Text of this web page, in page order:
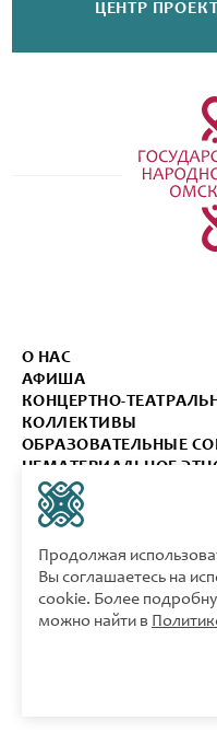
ЦЕНТР
О НАС
АФИША
КОНЦЕРТНО-
КОЛЛЕКТИВЫ
ОБРАЗОВАТЕЛЬНЫЕ
НЕМАТЕРИАЛЬНОЕ
ИЗДАНИЯ
КОНТАКТЫ
КУПИТЬ БИЛЕТ
Продолжая
Вы соглашаетесь на
cookie. Более
можно найти в